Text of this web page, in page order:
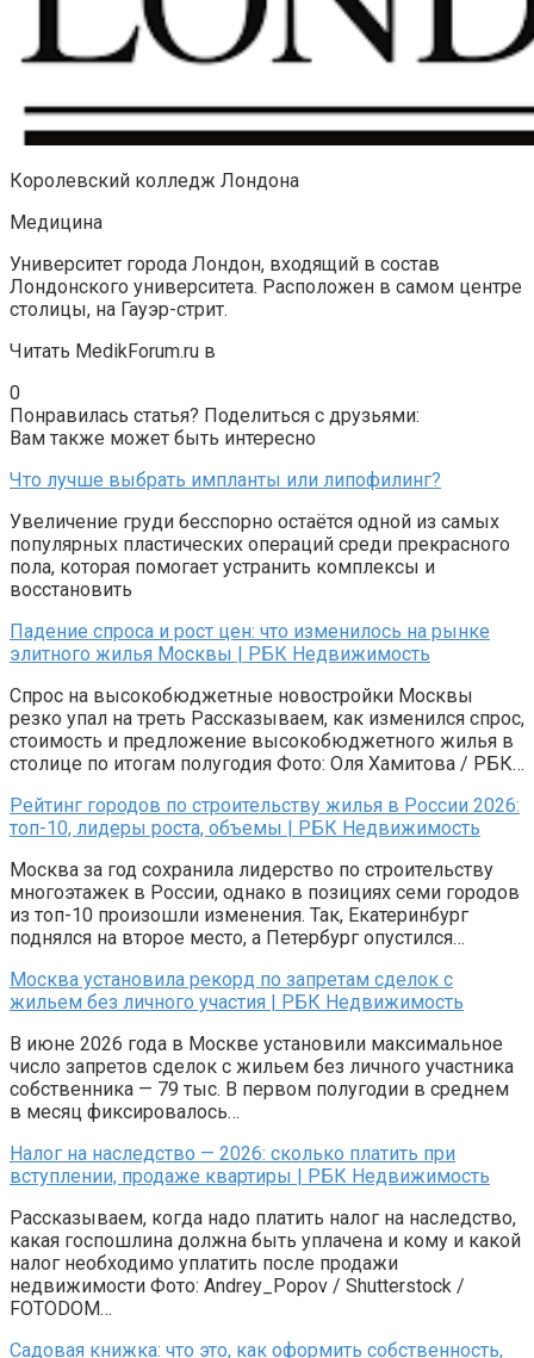
Королевский колледж Лондона
Медицина
Университет города Лондон, входящий в состав
Лондонского университета. Расположен в самом центре
столицы, на Гауэр-стрит.
Читать MedikForum.ru в
0
Понравилась статья? Поделиться с друзьями:
Вам также может быть интересно
Что лучше выбрать импланты или липофилинг?
Увеличение груди бесспорно остаётся одной из самых
популярных пластических операций среди прекрасного
пола, которая помогает устранить комплексы и
восстановить
Падение спроса и рост цен: что изменилось на рынке
элитного жилья Москвы | РБК Недвижимость
Спрос на высокобюджетные новостройки Москвы
резко упал на треть Рассказываем, как изменился спрос,
стоимость и предложение высокобюджетного жилья в
столице по итогам полугодия Фото: Оля Хамитова / РБК…
Рейтинг городов по строительству жилья в России 2026:
топ-10, лидеры роста, объемы | РБК Недвижимость
Москва за год сохранила лидерство по строительству
многоэтажек в России, однако в позициях семи городов
из топ-10 произошли изменения. Так, Екатеринбург
поднялся на второе место, а Петербург опустился…
Москва установила рекорд по запретам сделок с
жильем без личного участия | РБК Недвижимость
В июне 2026 года в Москве установили максимальное
число запретов сделок с жильем без личного участника
собственника — 79 тыс. В первом полугодии в среднем
в месяц фиксировалось…
Налог на наследство — 2026: сколько платить при
вступлении, продаже квартиры | РБК Недвижимость
Рассказываем, когда надо платить налог на наследство,
какая госпошлина должна быть уплачена и кому и какой
налог необходимо уплатить после продажи
недвижимости Фото: Andrey_Popov / Shutterstock /
FOTODOM…
Садовая книжка: что это, как оформить собственность,